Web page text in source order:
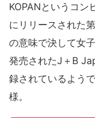
KOPANというコン
にリリースされた
の意味で決して女
発売されたJ＋B
録されているよう
様。